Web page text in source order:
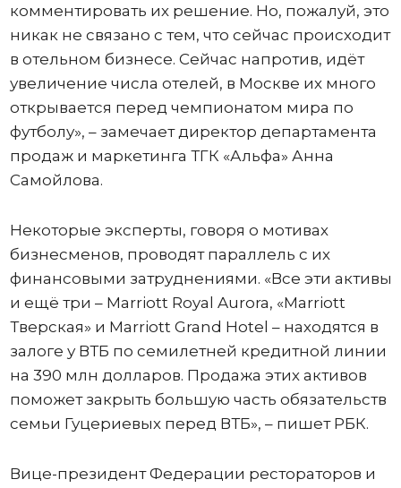
комментировать их решение. Но, пожалуй, это
никак не связано с тем, что сейчас происходит
в отельном бизнесе. Сейчас напротив, идёт
увеличение числа отелей, в Москве их много
открывается перед чемпионатом мира по
футболу», – замечает директор департамента
продаж и маркетинга ТГК «Альфа» Анна
Самойлова.
Некоторые эксперты, говоря о мотивах
бизнесменов, проводят параллель с их
финансовыми затруднениями. «Все эти активы
и ещё три – Marriott Royal Aurora, «Marriott
Тверская» и Marriott Grand Hotel – находятся в
залоге у ВТБ по семилетней кредитной линии
на 390 млн долларов. Продажа этих активов
поможет закрыть большую часть обязательств
семьи Гуцериевых перед ВТБ», – пишет РБК.
Вице-президент Федерации рестораторов и